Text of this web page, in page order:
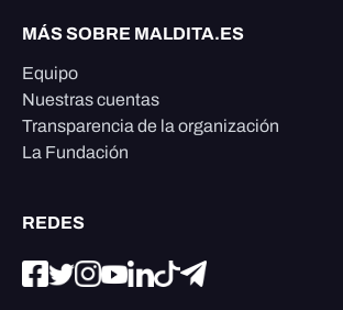
MÁS SOBRE MALDITA.ES
Equipo
Nuestras cuentas
Transparencia de la organización
La Fundación
REDES